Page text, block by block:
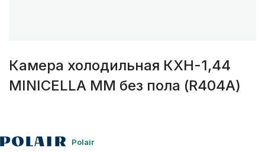
Камера холодильная КХН-1,44
MINICELLA MM без пола (R404A)
Polair